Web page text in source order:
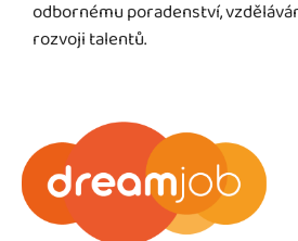
odbornému poradenství,
rozvoji talentů.